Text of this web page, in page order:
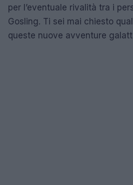
per l’eventuale rivalità tra i
Gosling. Ti sei mai chiesto
queste nuove avventure